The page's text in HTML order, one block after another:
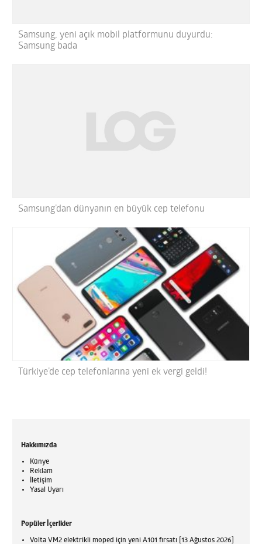
Samsung, yeni açık mobil platformunu duyurdu:
Samsung bada
Samsung’dan dünyanın en büyük cep telefonu
Türkiye’de cep telefonlarına yeni ek vergi geldi!
Hakkımızda
Künye
Reklam
İletişim
Yasal Uyarı
Popüler İçerikler
Volta VM2 elektrikli moped için yeni A101 fırsatı [13 Ağustos 2026]